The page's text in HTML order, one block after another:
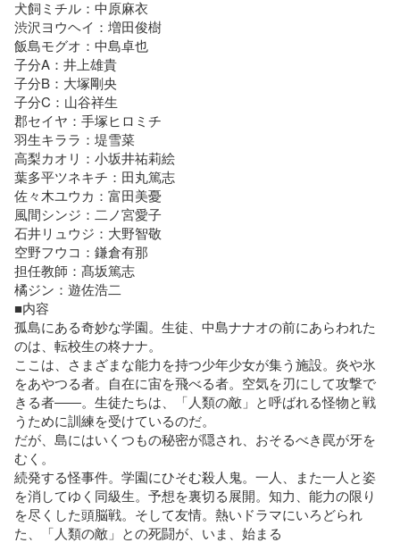
犬飼ミチル：中原麻衣
渋沢ヨウヘイ：増田俊樹
飯島モグオ：中島卓也
子分A：井上雄貴
子分B：大塚剛央
子分C：山谷祥生
郡セイヤ：手塚ヒロミチ
羽生キララ：堤雪菜
高梨カオリ：小坂井祐莉絵
葉多平ツネキチ：田丸篤志
佐々木ユウカ：富田美憂
風間シンジ：二ノ宮愛子
石井リュウジ：大野智敬
空野フウコ：鎌倉有那
担任教師：髙坂篤志
橘ジン：遊佐浩二
■内容
孤島にある奇妙な学園。生徒、中島ナナオの前にあらわれた
のは、転校生の柊ナナ。
ここは、さまざまな能力を持つ少年少女が集う施設。炎や氷
をあやつる者。自在に宙を飛べる者。空気を刃にして攻撃で
きる者――。生徒たちは、「人類の敵」と呼ばれる怪物と戦
うために訓練を受けているのだ。
だが、島にはいくつもの秘密が隠され、おそるべき罠が牙を
むく。
続発する怪事件。学園にひそむ殺人鬼。一人、また一人と姿
を消してゆく同級生。予想を裏切る展開。知力、能力の限り
を尽くした頭脳戦。そして友情。熱いドラマにいろどられ
た、「人類の敵」との死闘が、いま、始まる